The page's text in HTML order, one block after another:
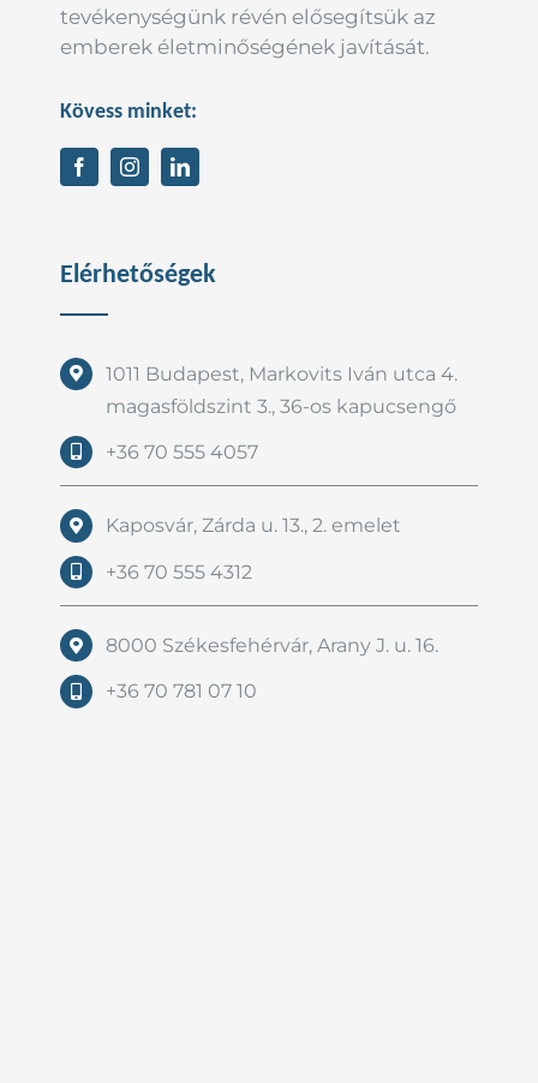
tevékenységünk révén elősegítsük az
emberek életminőségének javítását.
Kövess minket:
Elérhetőségek
1011 Budapest, Markovits Iván utca 4.
magasföldszint 3., 36-os kapucsengő
+36 70 555 4057
Kaposvár, Zárda u. 13., 2. emelet
+36 70 555 4312
8000 Székesfehérvár, Arany J. u. 16.
+36 70 781 07 10